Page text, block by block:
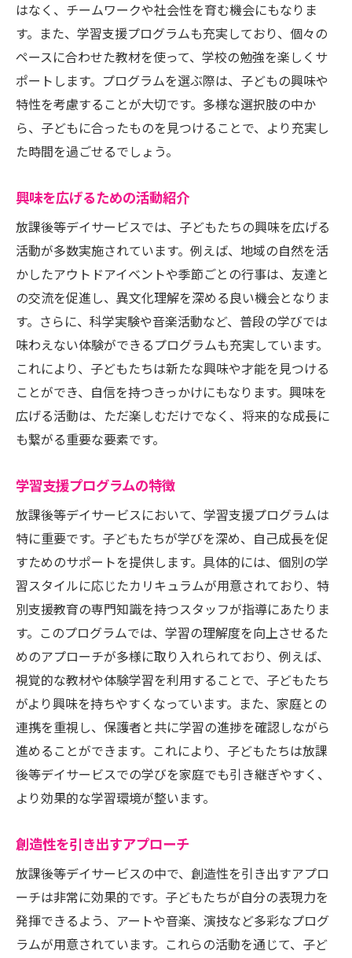
はなく、チームワークや社会性を育む機会にもなりま
す。また、学習支援プログラムも充実しており、個々の
ペースに合わせた教材を使って、学校の勉強を楽しくサ
ポートします。プログラムを選ぶ際は、子どもの興味や
特性を考慮することが大切です。多様な選択肢の中か
ら、子どもに合ったものを見つけることで、より充実し
た時間を過ごせるでしょう。
興味を広げるための活動紹介
放課後等デイサービスでは、子どもたちの興味を広げる
活動が多数実施されています。例えば、地域の自然を活
かしたアウトドアイベントや季節ごとの行事は、友達と
の交流を促進し、異文化理解を深める良い機会となりま
す。さらに、科学実験や音楽活動など、普段の学びでは
味わえない体験ができるプログラムも充実しています。
これにより、子どもたちは新たな興味や才能を見つける
ことができ、自信を持つきっかけにもなります。興味を
広げる活動は、ただ楽しむだけでなく、将来的な成長に
も繋がる重要な要素です。
学習支援プログラムの特徴
放課後等デイサービスにおいて、学習支援プログラムは
特に重要です。子どもたちが学びを深め、自己成長を促
すためのサポートを提供します。具体的には、個別の学
習スタイルに応じたカリキュラムが用意されており、特
別支援教育の専門知識を持つスタッフが指導にあたりま
す。このプログラムでは、学習の理解度を向上させるた
めのアプローチが多様に取り入れられており、例えば、
視覚的な教材や体験学習を利用することで、子どもたち
がより興味を持ちやすくなっています。また、家庭との
連携を重視し、保護者と共に学習の進捗を確認しながら
進めることができます。これにより、子どもたちは放課
後等デイサービスでの学びを家庭でも引き継ぎやすく、
より効果的な学習環境が整います。
創造性を引き出すアプローチ
放課後等デイサービスの中で、創造性を引き出すアプロ
ーチは非常に効果的です。子どもたちが自分の表現力を
発揮できるよう、アートや音楽、演技など多彩なプログ
ラムが用意されています。これらの活動を通じて、子ど